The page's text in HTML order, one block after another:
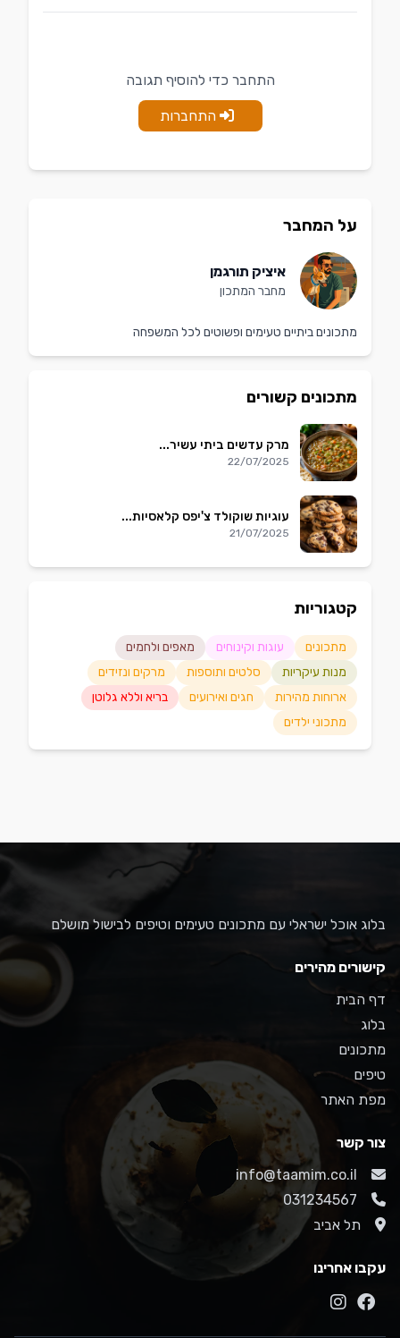
התחבר כדי להוסיף תגובה
התחברות
על המחבר
איציק תורגמן
מחבר המתכון
מתכונים ביתיים טעימים ופשוטים לכל המשפחה
מתכונים קשורים
מרק עדשים ביתי עשיר...
22/07/2025
עוגיות שוקולד צ'יפס קלאסיות...
21/07/2025
קטגוריות
מתכונים עוגות וקינוחים
מאפים ולחמים
מנות עיקריות
סלטים ותוספות
מרקים ונזידים
ארוחות מהירות
חגים ואירועים
בריא וללא גלוטן
מתכוני ילדים
בלוג אוכל ישראלי עם מתכונים טעימים וטיפים לבישול מושלם
קישורים מהירים
דף הבית
בלוג
מתכונים
טיפים
מפת האתר
צור קשר
info@taamim.co.il
031234567
תל אביב
עקבו אחרינו